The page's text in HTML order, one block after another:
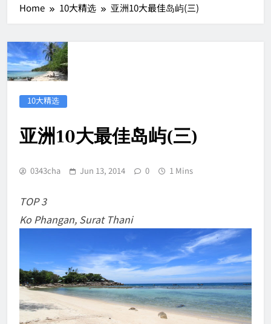
Home 10大精选 亚洲10大最佳岛屿(三)
10大精选
亚洲10大最佳岛屿(三)
0343cha Jun 13, 2014 0 1 Mins
TOP 3
Ko Phangan, Surat Thani